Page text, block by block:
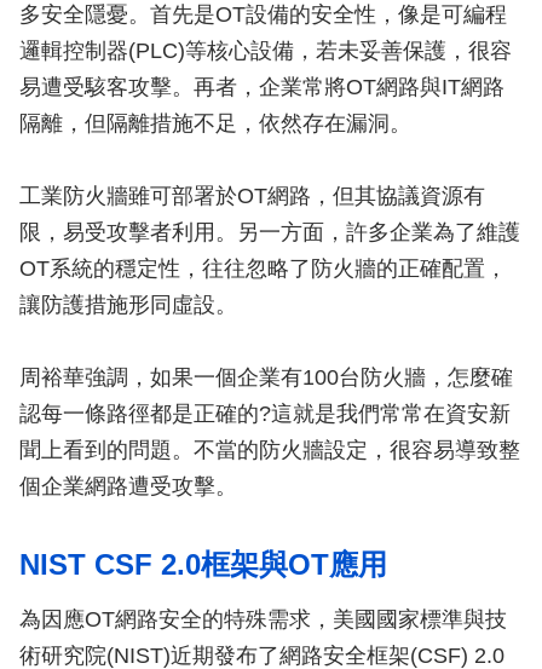
多安全隱憂。首先是OT設備的安全性，像是可編程
邏輯控制器(PLC)等核心設備，若未妥善保護，很容
易遭受駭客攻擊。再者，企業常將OT網路與IT網路
隔離，但隔離措施不足，依然存在漏洞。
工業防火牆雖可部署於OT網路，但其協議資源有
限，易受攻擊者利用。另一方面，許多企業為了維護
OT系統的穩定性，往往忽略了防火牆的正確配置，
讓防護措施形同虛設。
周裕華強調，如果一個企業有100台防火牆，怎麼確
認每一條路徑都是正確的?這就是我們常常在資安新
聞上看到的問題。不當的防火牆設定，很容易導致整
個企業網路遭受攻擊。
NIST CSF 2.0框架與OT應用
為因應OT網路安全的特殊需求，美國國家標準與技
術研究院(NIST)近期發布了網路安全框架(CSF) 2.0